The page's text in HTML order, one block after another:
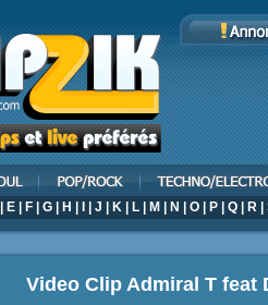
E F G H J K L M N O P Q R
Video Clip Admiral T feat